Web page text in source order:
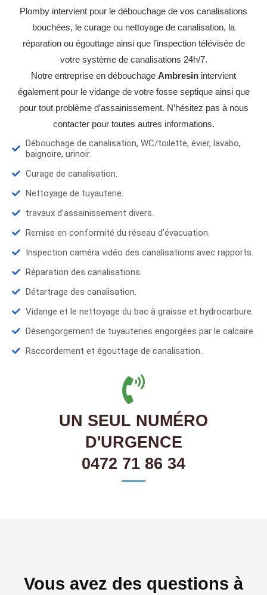
Plomby intervient pour le débouchage de vos canalisations
bouchées, le curage ou nettoyage de canalisation, la
réparation ou égouttage ainsi que l’inspection télévisée de
votre système de canalisations 24h/7.
Notre entreprise en débouchage Ambresin intervient
également pour le vidange de votre fosse septique ainsi que
pour tout problème d’assainissement. N’hésitez pas à nous
contacter pour toutes autres informations.
Débouchage de canalisation, WC/toilette, évier, lavabo,
baignoire, urinoir.
Curage de canalisation.
Nettoyage de tuyauterie.
travaux d’assainissement divers.
Remise en conformité du réseau d'évacuation.
Inspection caméra vidéo des canalisations avec rapports.
Réparation des canalisations.
Détartrage des canalisation.
Vidange et le nettoyage du bac à graisse et hydrocarbure.
Désengorgement de tuyauteries engorgées par le calcaire.
Raccordement et égouttage de canalisation.
UN SEUL NUMÉRO
D'URGENCE
0472 71 86 34
Vous avez des questions à